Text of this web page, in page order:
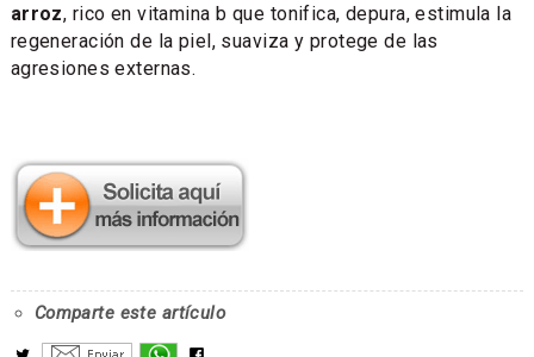
arroz, rico en vitamina b que tonifica, depura, estimula la
regeneración de la piel, suaviza y protege de las
agresiones externas.
Comparte este artículo